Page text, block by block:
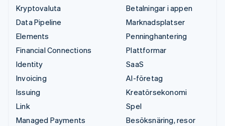
Kryptovaluta
Data Pipeline
Elements
Financial Connections
Identity
Invoicing
Issuing
Link
Managed Payments
Betalningar i appen
Marknadsplatser
Penninghantering
Plattformar
SaaS
AI-företag
Kreatörsekonomi
Spel
Besöksnäring, resor